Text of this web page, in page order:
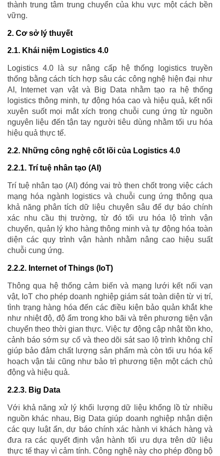
thành trung tâm trung chuyển của khu vực một cách bền
vững.
2. Cơ sở lý thuyết
2.1. Khái niệm Logistics 4.0
Logistics 4.0 là sự nâng cấp hệ thống logistics truyền
thống bằng cách tích hợp sâu các công nghệ hiện đại như
AI, Internet vạn vật và Big Data nhằm tạo ra hệ thống
logistics thông minh, tự động hóa cao và hiệu quả, kết nối
xuyên suốt mọi mắt xích trong chuỗi cung ứng từ nguồn
nguyên liệu đến tận tay người tiêu dùng nhằm tối ưu hóa
hiệu quả thực tế.
2.2. Những công nghệ cốt lõi của Logistics 4.0
2.2.1. Trí tuệ nhân tạo (AI)
Trí tuệ nhân tạo (AI) đóng vai trò then chốt trong việc cách
mạng hóa ngành logistics và chuỗi cung ứng thông qua
khả năng phân tích dữ liệu chuyên sâu để dự báo chính
xác nhu cầu thị trường, từ đó tối ưu hóa lộ trình vận
chuyển, quản lý kho hàng thông minh và tự động hóa toàn
diện các quy trình vận hành nhằm nâng cao hiệu suất
chuỗi cung ứng.
2.2.2. Internet of Things (IoT)
Thông qua hệ thống cảm biến và mạng lưới kết nối vạn
vật, IoT cho phép doanh nghiệp giám sát toàn diện từ vị trí,
tình trạng hàng hóa đến các điều kiện bảo quản khắt khe
như nhiệt độ, độ ẩm trong kho bãi và trên phương tiện vận
chuyển theo thời gian thực. Việc tự động cập nhật tồn kho,
cảnh báo sớm sự cố và theo dõi sát sao lộ trình không chỉ
giúp bảo đảm chất lượng sản phẩm mà còn tối ưu hóa kế
hoạch vận tải cũng như bảo trì phương tiện một cách chủ
động và hiệu quả.
2.2.3. Big Data
Với khả năng xử lý khối lượng dữ liệu khổng lồ từ nhiều
nguồn khác nhau, Big Data giúp doanh nghiệp nhận diện
các quy luật ẩn, dự báo chính xác hành vi khách hàng và
đưa ra các quyết định vận hành tối ưu dựa trên dữ liệu
thực tế thay vì cảm tính. Công nghệ này cho phép đồng bộ